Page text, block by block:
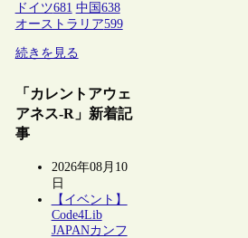
ドイツ681 中国 638
オーストラリア599
続きを見る
「カレントアウェ
アネス-R」新着記
事
2026年08月10
日
【イベント】
Code4Lib
JAPANカンフ